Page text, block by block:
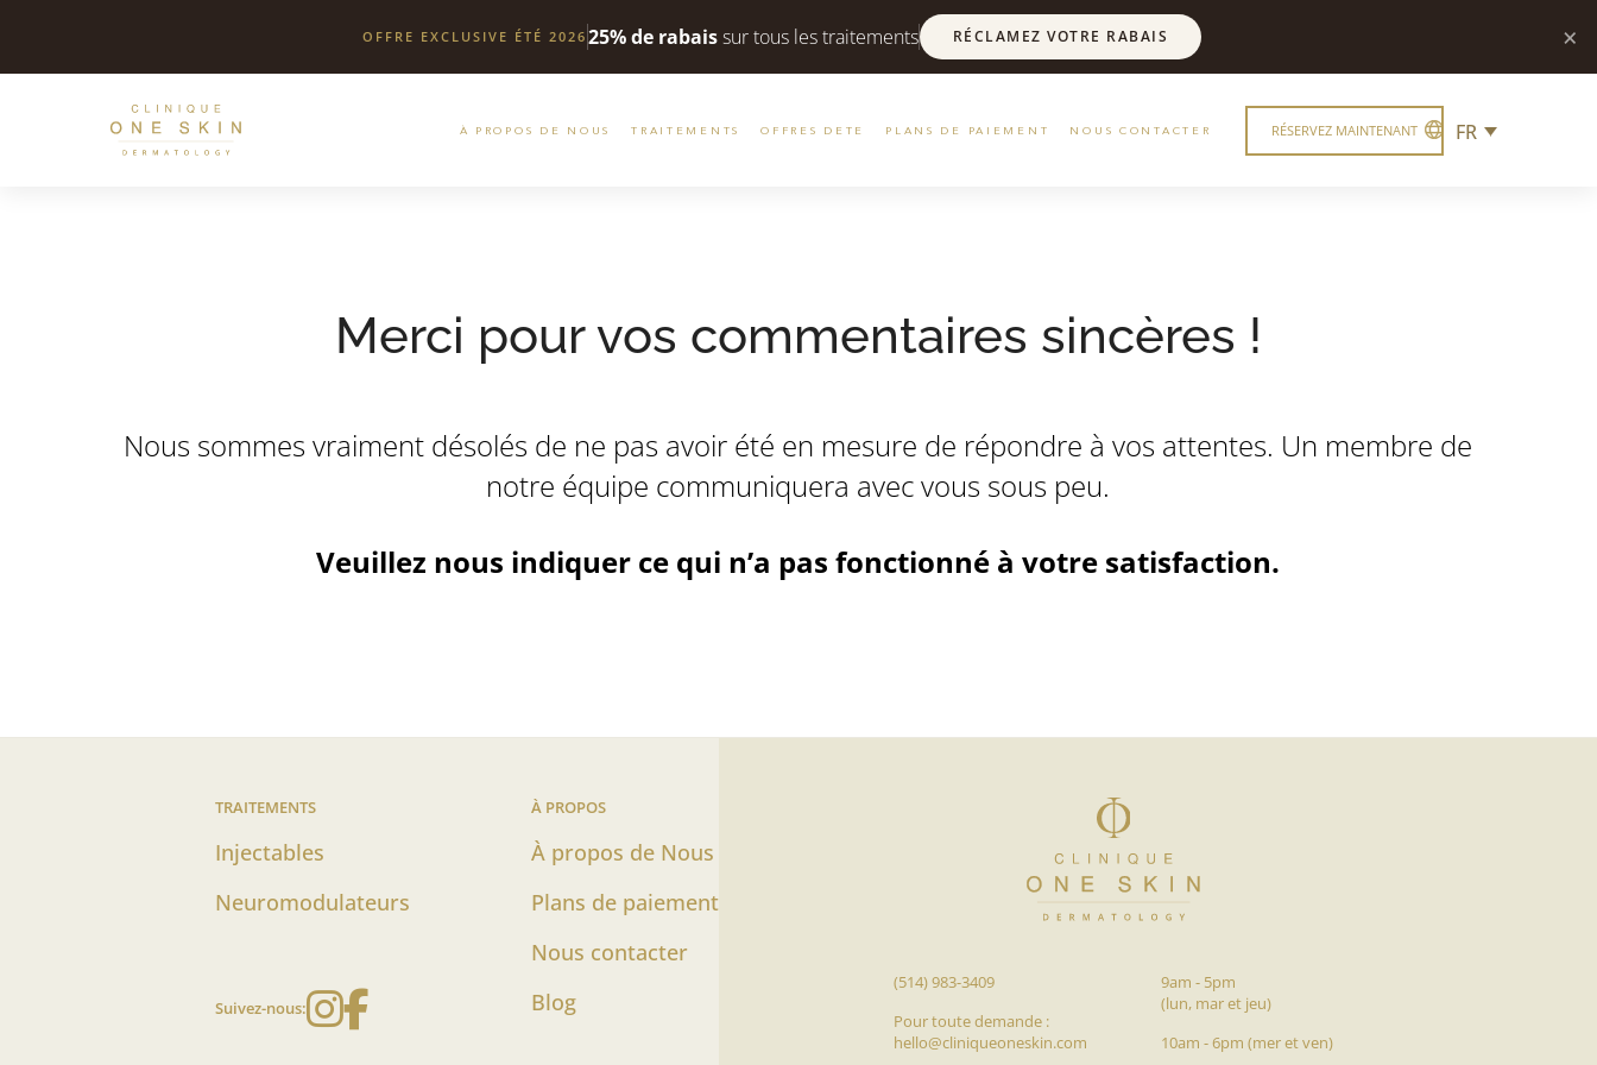
OFFRE EXCLUSIVE ÉTÉ 2026 25% de rabaissur tous les traitements RÉCLAMEZ VOTRE RABAIS ×
Clinique
À PROPOS DE NOUS TRAITEMENTS OFFRES DETE PLANS DE PAIEMENT NOUS CONTACTER RÉSERVEZ MAINTENANT FR
Merci pour vos commentaires sincères !
Nous sommes vraiment désolés de ne pas avoir été en mesure de répondre à vos attentes. Un membre de
notre équipe communiquera avec vous sous peu.
Veuillez nous indiquer ce qui n’a pas fonctionné à votre satisfaction.
TRAITEMENTS
Injectables
Neuromodulateurs
Suivez-nous: Instagram Page
Facebook Page
À PROPOS
À propos de Nous
Plans de paiement
Nous contacter
Blog
(514) 983-3409
Pour toute demande :
hello@cliniqueoneskin.com
9am - 5pm
(lun, mar et jeu)
10am - 6pm (mer et ven)